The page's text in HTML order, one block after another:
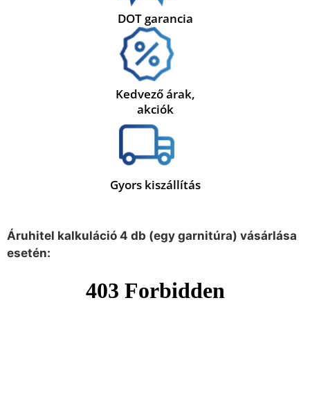
DOT garancia
Kedvező árak,
akciók
Gyors kiszállítás
Áruhitel kalkuláció 4 db (egy garnitúra) vásárlása
esetén: